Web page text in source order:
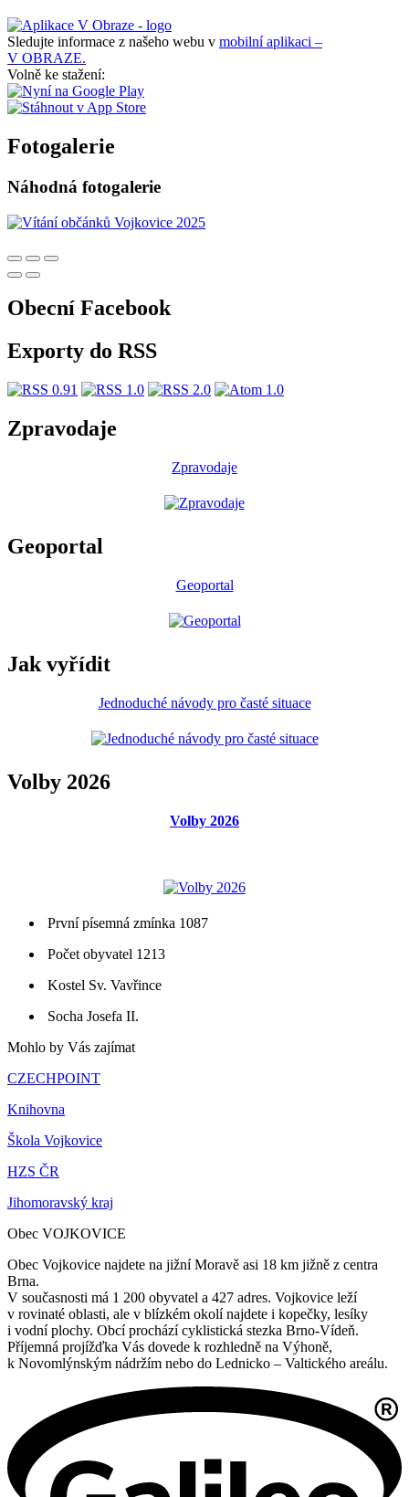
Sledujte informace z našeho webu v mobilní aplikaci –
V OBRAZE.
Volně ke stažení:
Fotogalerie
Náhodná fotogalerie
Obecní Facebook
Exporty do RSS
Zpravodaje
Zpravodaje
Geoportal
Geoportal
Jak vyřídit
Jednoduché návody pro časté situace
Volby 2026
Volby 2026
První písemná zmínka 1087
Počet obyvatel 1213
Kostel Sv. Vavřince
Socha Josefa II.
Mohlo by Vás zajímat
CZECHPOINT
Knihovna
Škola Vojkovice
HZS ČR
Jihomoravský kraj
Obec VOJKOVICE
Obec Vojkovice najdete na jižní Moravě asi 18 km jižně z centra
Brna.
V současnosti má 1 200 obyvatel a 427 adres. Vojkovice leží
v rovinaté oblasti, ale v blízkém okolí najdete i kopečky, lesíky
i vodní plochy. Obcí prochází cyklistická stezka Brno-Vídeň.
Příjemná projížďka Vás dovede k rozhledně na Výhoně,
k Novomlýnským nádržím nebo do Lednicko – Valtického areálu.